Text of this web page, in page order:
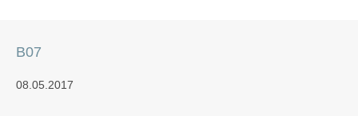
B07
08.05.2017